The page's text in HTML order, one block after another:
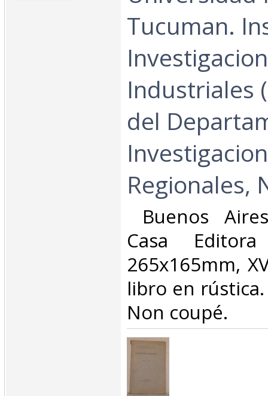
Tucuman.
Industriales
del
Regionales,
Buenos
Casa
265x165mm,
libro en
Non coupé. ‎